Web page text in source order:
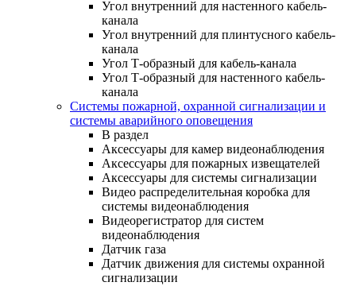
Угол внутренний для настенного кабель-
канала
Угол внутренний для плинтусного кабель-
канала
Угол Т-образный для кабель-канала
Угол Т-образный для настенного кабель-
канала
Системы пожарной, охранной сигнализации и
системы аварийного оповещения
В раздел
Аксессуары для камер видеонаблюдения
Аксессуары для пожарных извещателей
Аксессуары для системы сигнализации
Видео распределительная коробка для
системы видеонаблюдения
Видеорегистратор для систем
видеонаблюдения
Датчик газа
Датчик движения для системы охранной
сигнализации